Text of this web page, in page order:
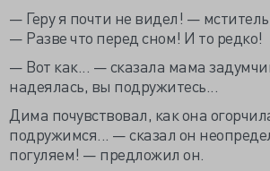
— Геру я почти не видел! —
— Разве что перед сном! И то редко!
— Вот как... — сказала мама
надеялась, вы подружитесь...
Дима почувствовал, как она
подружимся... — сказал он
погуляем! — предложил он.